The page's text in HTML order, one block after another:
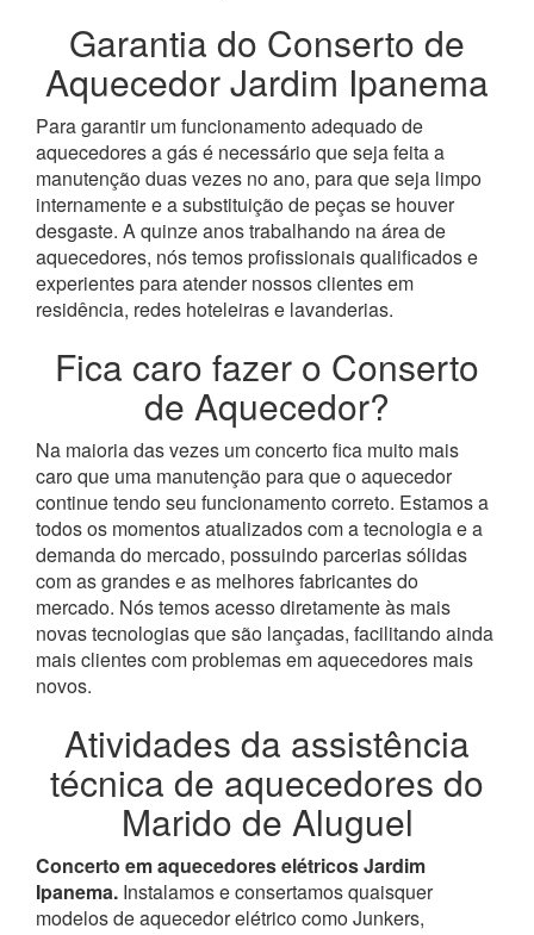
Garantia do Conserto de
Aquecedor Jardim Ipanema
Para garantir um funcionamento adequado de
aquecedores a gás é necessário que seja feita a
manutenção duas vezes no ano, para que seja limpo
internamente e a substituição de peças se houver
desgaste. A quinze anos trabalhando na área de
aquecedores, nós temos profissionais qualificados e
experientes para atender nossos clientes em
residência, redes hoteleiras e lavanderias.
Fica caro fazer o Conserto
de Aquecedor?
Na maioria das vezes um concerto fica muito mais
caro que uma manutenção para que o aquecedor
continue tendo seu funcionamento correto. Estamos a
todos os momentos atualizados com a tecnologia e a
demanda do mercado, possuindo parcerias sólidas
com as grandes e as melhores fabricantes do
mercado. Nós temos acesso diretamente às mais
novas tecnologias que são lançadas, facilitando ainda
mais clientes com problemas em aquecedores mais
novos.
Atividades da assistência
técnica de aquecedores do
Marido de Aluguel
Concerto em aquecedores elétricos Jardim
Ipanema. Instalamos e consertamos quaisquer
modelos de aquecedor elétrico como Junkers,